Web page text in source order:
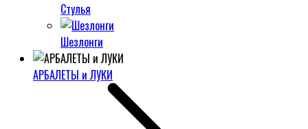
Стулья
Шезлонги
АРБАЛЕТЫ и ЛУКИ